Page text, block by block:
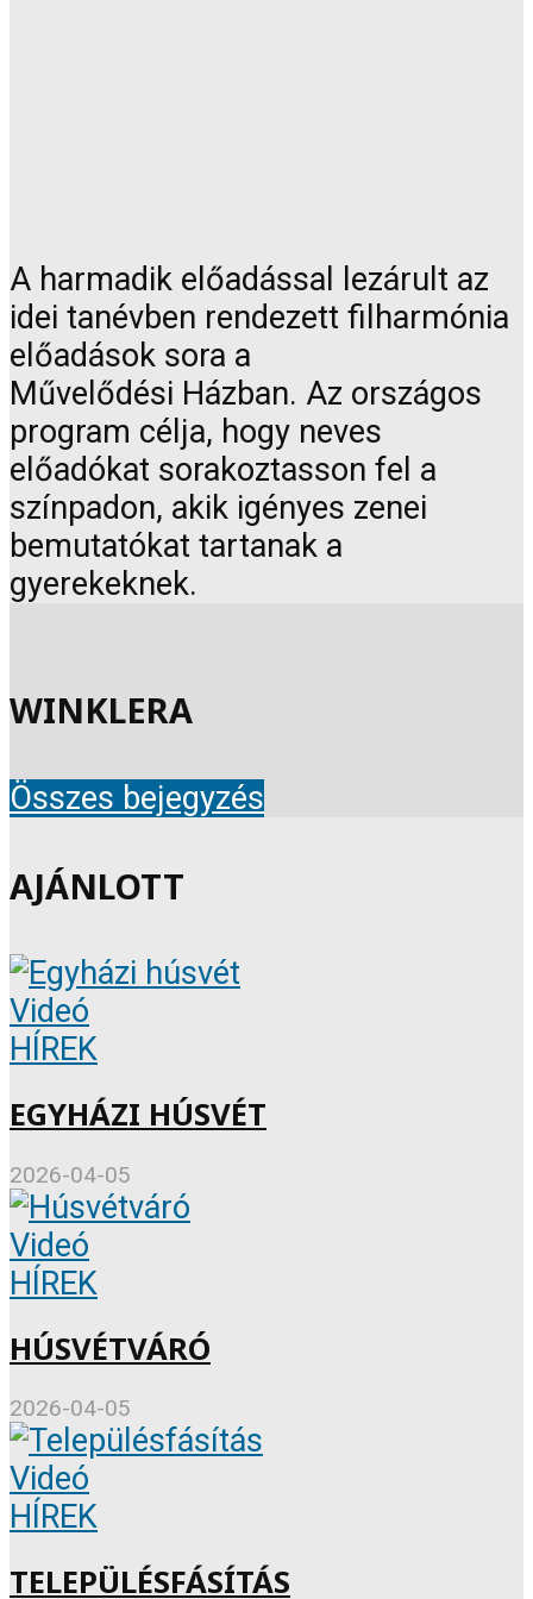
A harmadik előadással lezárult az
idei tanévben rendezett filharmónia
előadások sora a
Művelődési Házban. Az országos
program célja, hogy neves
előadókat sorakoztasson fel a
színpadon, akik igényes zenei
bemutatókat tartanak a
gyerekeknek.
WINKLERA
Összes bejegyzés
AJÁNLOTT
Videó
HÍREK
EGYHÁZI HÚSVÉT
2026-04-05
Videó
HÍREK
HÚSVÉTVÁRÓ
2026-04-05
Videó
HÍREK
TELEPÜLÉSFÁSÍTÁS